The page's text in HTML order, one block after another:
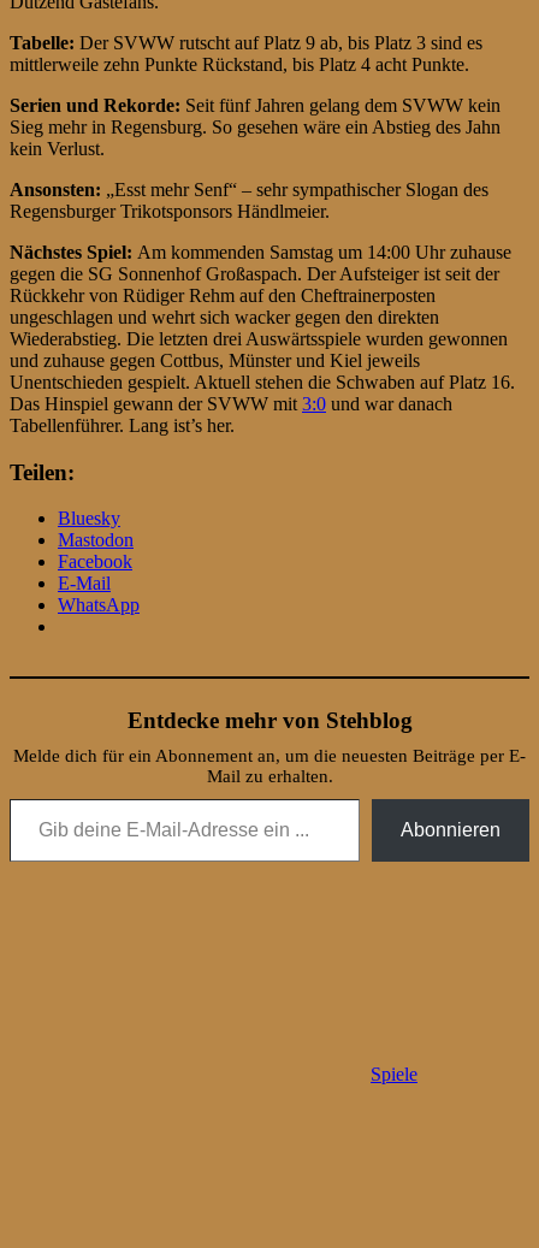
Tabelle: Der SVWW rutscht auf Platz 9 ab, bis Platz 3 sind es
mittlerweile zehn Punkte Rückstand, bis Platz 4 acht Punkte.
Serien und Rekorde: Seit fünf Jahren gelang dem SVWW kein
Sieg mehr in Regensburg. So gesehen wäre ein Abstieg des Jahn
kein Verlust.
Ansonsten: „Esst mehr Senf“ – sehr sympathischer Slogan des
Regensburger Trikotsponsors Händlmeier.
Nächstes Spiel: Am kommenden Samstag um 14:00 Uhr zuhause
gegen die SG Sonnenhof Großaspach. Der Aufsteiger ist seit der
Rückkehr von Rüdiger Rehm auf den Cheftrainerposten
ungeschlagen und wehrt sich wacker gegen den direkten
Wiederabstieg. Die letzten drei Auswärtsspiele wurden gewonnen
und zuhause gegen Cottbus, Münster und Kiel jeweils
Unentschieden gespielt. Aktuell stehen die Schwaben auf Platz 16.
Das Hinspiel gewann der SVWW mit 3:0 und war danach
Tabellenführer. Lang ist’s her.
Teilen:
Bluesky
Mastodon
Facebook
E-Mail
WhatsApp
Entdecke mehr von Stehblog
Melde dich für ein Abonnement an, um die neuesten Beiträge per E-
Mail zu erhalten.
Gib deine E-Mail-Adresse ein ...
Abonnieren
Spiele